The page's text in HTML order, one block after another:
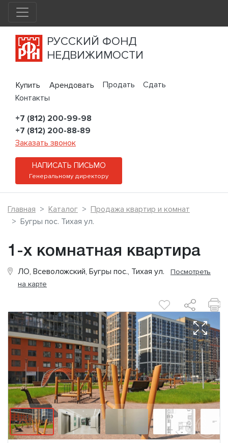
РУССКИЙ ФОНД
НЕДВИЖИМОСТИ
Купить Арендовать Продать
Сдать
Контакты
+7 (812) 200-99-98
+7 (812) 200-88-89
Заказать звонок
НАПИСАТЬ ПИСЬМО
Генеральному директору
Главная Каталог
Продажа квартир и комнат
Бугры пос. Тихая ул.
1-х комнатная квартира
ЛО, Всеволожский, Бугры пос., Тихая ул. Посмотреть
на карте